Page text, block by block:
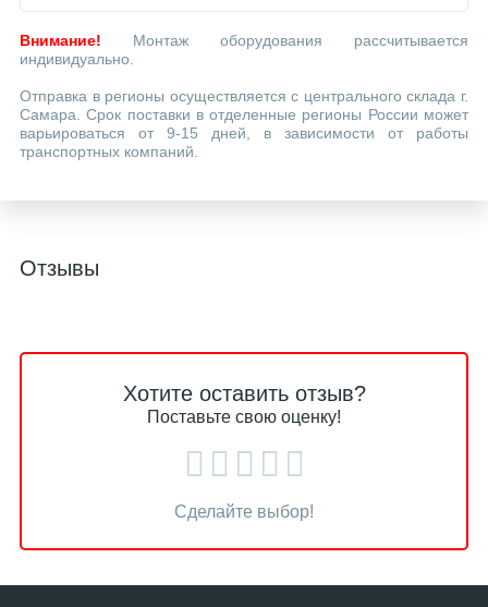
Внимание! Монтаж оборудования рассчитывается
индивидуально.
Отправка в регионы осуществляется с центрального склада г.
Самара. Срок поставки в отделенные регионы России может
варьироваться от 9-15 дней, в зависимости от работы
транспортных компаний.
Отзывы
Хотите оставить отзыв?
Поставьте свою оценку!
Сделайте выбор!